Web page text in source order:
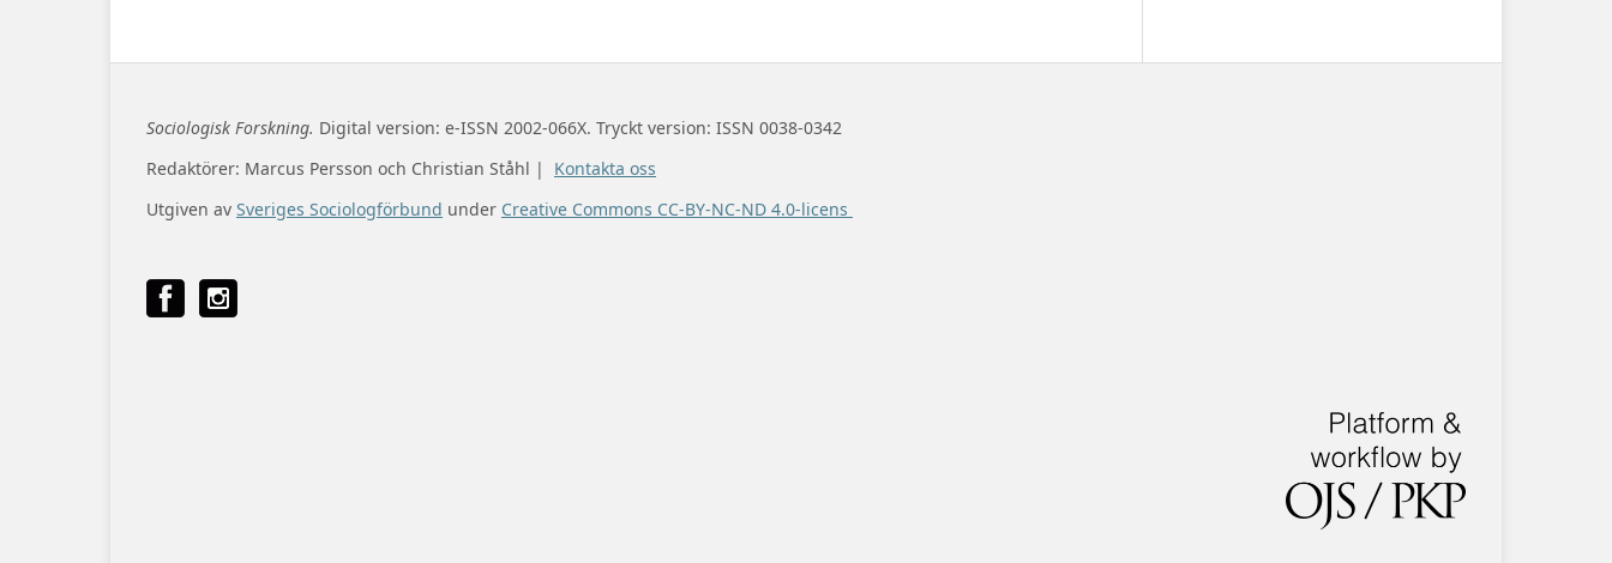
Sociologisk Forskning. Digital version: e-ISSN 2002-066X. Tryckt version: ISSN 0038-0342
Redaktörer: Marcus Persson och Christian Ståhl | Kontakta oss
Utgiven av Sveriges Sociologförbund under Creative Commons CC-BY-NC-ND 4.0-licens